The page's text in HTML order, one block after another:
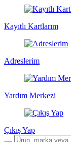
Kayıtlı Kartlarım
Adreslerim
Yardım Merkezi
Çıkış Yap